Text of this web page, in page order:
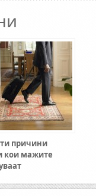
причини
кои мажите